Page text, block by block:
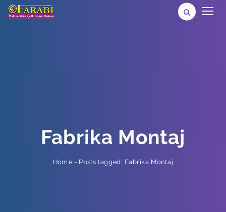
Fabrika Montaj
Home- Posts tagged: Fabrika Montaj